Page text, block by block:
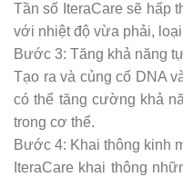
Tần số IteraCare sẽ hấp
với nhiệt độ vừa phải,
Bước 3: Tăng khả năng
Tạo ra và củng cố DNA
có thể tăng cường khả
trong cơ thể.
Bước 4: Khai thông kinh
IteraCare khai thông